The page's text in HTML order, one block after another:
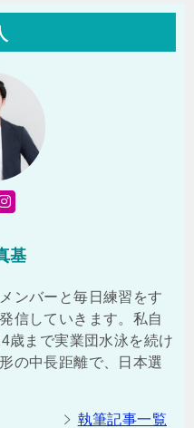
基
ンバーと毎日練習をす
信していきます。私自
歳まで実業団水泳を続け
の中長距離で、日本選
執筆記事一覧